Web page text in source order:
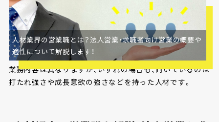
人材業界の営業職とは？法人営業・求職者向け営業の概要や
適性について解説します！
「やめとけ」といわれやすい人材業界の営業職として、法人
営業と求職者向け営業の2種類が挙げられます。それぞれ
業務内容は異なりますが、いずれの場合も、向いているのは
打たれ強さや成長意欲の強さなどを持った人材です。